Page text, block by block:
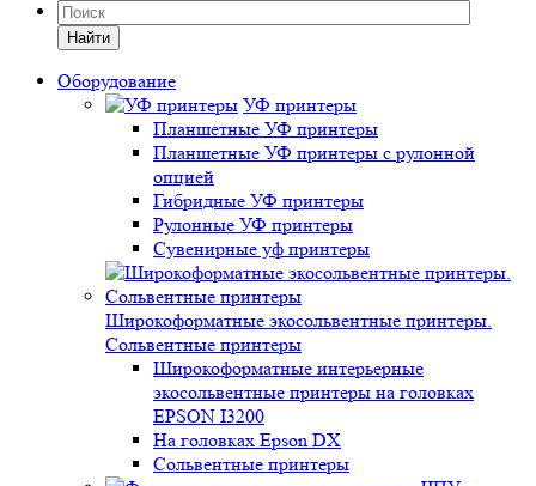
Найти
Оборудование
УФ принтеры
Планшетные УФ принтеры
Планшетные УФ принтеры с рулонной
опцией
Гибридные УФ принтеры
Рулонные УФ принтеры
Сувенирные уф принтеры
Широкоформатные экосольвентные принтеры.
Сольвентные принтеры
Широкоформатные интерьерные
экосольвентные принтеры на головках
EPSON I3200
На головках Epson DX
Сольвентные принтеры